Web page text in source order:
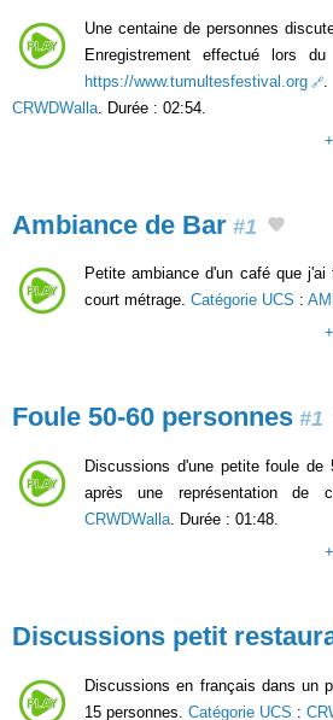
Une centaine de personnes
Enregistrement effectué lors
https://www.tumultesfestival.org
CRWDWalla . Durée : 02:54.
Ambiance de Bar #1
Petite ambiance d'un café que
court métrage. Catégorie UCS :
Foule 50-60 personnes #1
Discussions d'une petite foule de
après une représentation de
CRWDWalla . Durée : 01:48.
Discussions petit
Discussions en français dans un
15 personnes. Catégorie UCS :